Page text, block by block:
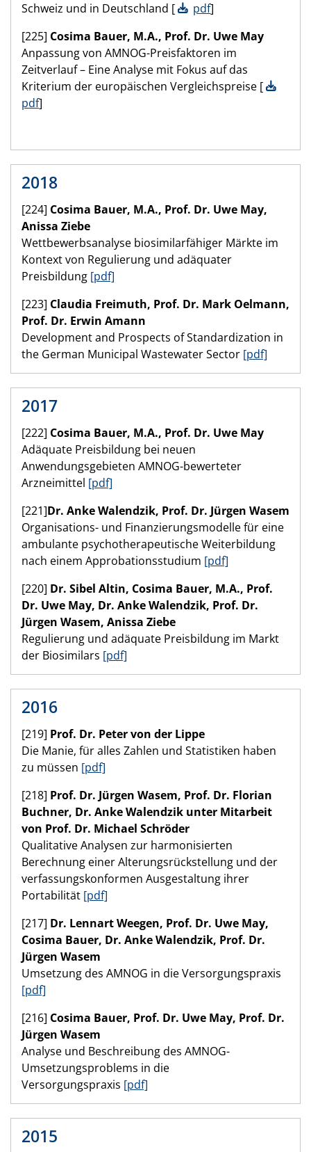
Schweiz und in Deutschland [ pdf]
[225] Cosima Bauer, M.A., Prof. Dr. Uwe May
Anpassung von AMNOG-Preisfaktoren im
Zeitverlauf – Eine Analyse mit Fokus auf das
Kriterium der europäischen Vergleichspreise [
pdf]
2018
[224] Cosima Bauer, M.A., Prof. Dr. Uwe May,
Anissa Ziebe
Wettbewerbsanalyse biosimilarfähiger Märkte im
Kontext von Regulierung und adäquater
Preisbildung [pdf]
[223] Claudia Freimuth, Prof. Dr. Mark Oelmann,
Prof. Dr. Erwin Amann
Development and Prospects of Standardization in
the German Municipal Wastewater Sector [pdf]
2017
[222] Cosima Bauer, M.A., Prof. Dr. Uwe May
Adäquate Preisbildung bei neuen
Anwendungsgebieten AMNOG-bewerteter
Arzneimittel [pdf]
[221]Dr. Anke Walendzik, Prof. Dr. Jürgen Wasem
Organisations- und Finanzierungsmodelle für eine
ambulante psychotherapeutische Weiterbildung
nach einem Approbationsstudium [pdf]
[220] Dr. Sibel Altin, Cosima Bauer, M.A., Prof.
Dr. Uwe May, Dr. Anke Walendzik, Prof. Dr.
Jürgen Wasem, Anissa Ziebe
Regulierung und adäquate Preisbildung im Markt
der Biosimilars [pdf]
2016
[219] Prof. Dr. Peter von der Lippe
Die Manie, für alles Zahlen und Statistiken haben
zu müssen [pdf]
[218] Prof. Dr. Jürgen Wasem, Prof. Dr. Florian
Buchner, Dr. Anke Walendzik unter Mitarbeit
von Prof. Dr. Michael Schröder
Qualitative Analysen zur harmonisierten
Berechnung einer Alterungsrückstellung und der
verfassungskonformen Ausgestaltung ihrer
Portabilität [pdf]
[217] Dr. Lennart Weegen, Prof. Dr. Uwe May,
Cosima Bauer, Dr. Anke Walendzik, Prof. Dr.
Jürgen Wasem
Umsetzung des AMNOG in die Versorgungspraxis
[pdf]
[216] Cosima Bauer, Prof. Dr. Uwe May, Prof. Dr.
Jürgen Wasem
Analyse und Beschreibung des AMNOG-
Umsetzungsproblems in die
Versorgungspraxis [pdf]
2015